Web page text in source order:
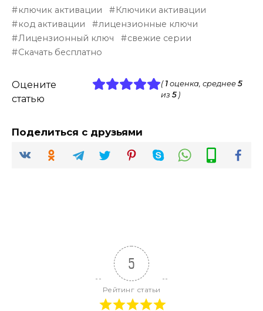
ключик активации
Ключики активации
код активации
лицензионные ключи
Лицензионный ключ
свежие серии
Скачать бесплатно
Оцените
статью
( 1оценка, среднее 5
из 5)
Поделиться с друзьями
5
Рейтинг статьи